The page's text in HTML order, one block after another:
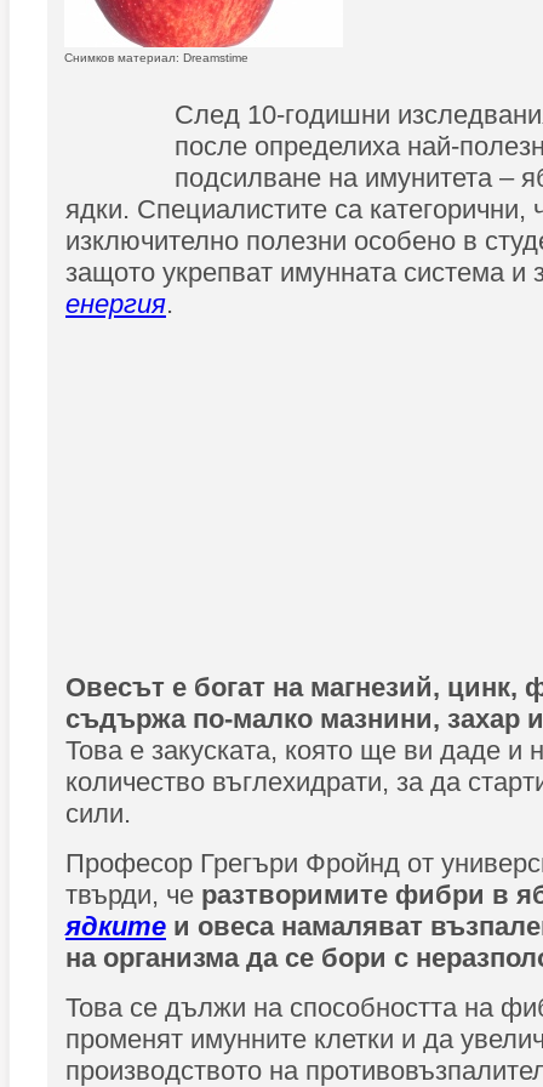
Снимков материал: Dreamstime
След 10-годишни
после определиха най-
подсилване на имунитета –
ядки. Специалистите са категорични,
изключително полезни особено в
защото укрепват имунната система и
енергия.
Овесът е богат на магнезий, цинк,
съдържа по-малко мазнини, захар
Това е закуската, която ще ви даде и
количество въглехидрати, за да
сили.
Професор Грегъри Фройнд от
твърди, че разтворимите фибри в
ядките и овеса намаляват
на организма да се бори с
Това се дължи на способността на
променят имунните клетки и да
производството на